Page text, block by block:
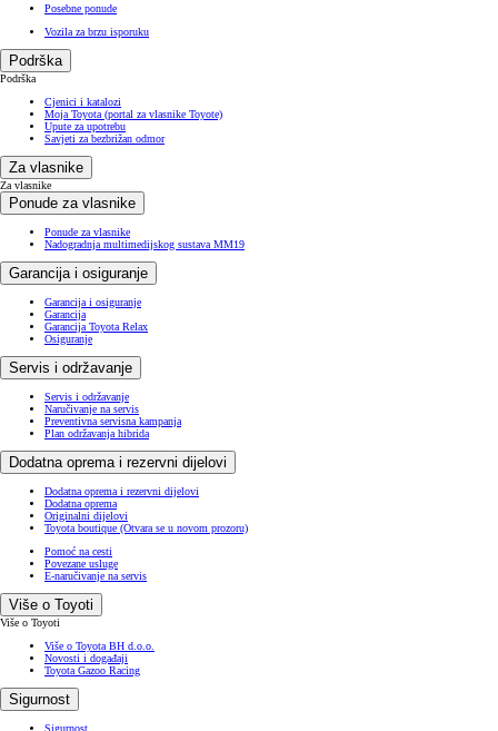
Posebne ponude
Vozila za brzu isporuku
Podrška
Podrška
Cjenici i katalozi
Moja Toyota (portal za vlasnike Toyote)
Upute za upotrebu
Savjeti za bezbrižan odmor
Za vlasnike
Za vlasnike
Ponude za vlasnike
Ponude za vlasnike
Nadogradnja multimedijskog sustava MM19
Garancija i osiguranje
Garancija i osiguranje
Garancija
Garancija Toyota Relax
Osiguranje
Servis i održavanje
Servis i održavanje
Naručivanje na servis
Preventivna servisna kampanja
Plan održavanja hibrida
Dodatna oprema i rezervni dijelovi
Dodatna oprema i rezervni dijelovi
Dodatna oprema
Originalni dijelovi
Toyota boutique (Otvara se u novom prozoru)
Pomoć na cesti
Povezane usluge
E-naručivanje na servis
Više o Toyoti
Više o Toyoti
Više o Toyota BH d.o.o.
Novosti i događaji
Toyota Gazoo Racing
Sigurnost
Sigurnost